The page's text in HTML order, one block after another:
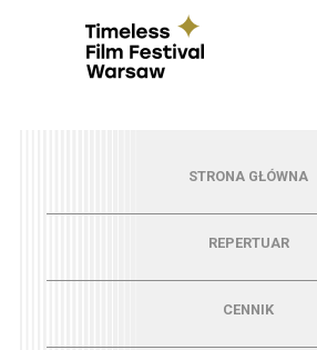
Menu - strona główna
STRONA GŁÓWNA
Menu - repertuarREPERTUAR
CENNIK